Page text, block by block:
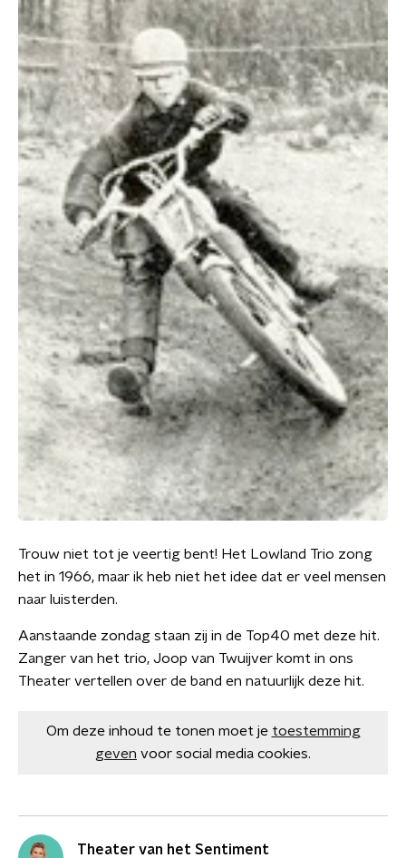
Trouw niet tot je veertig bent! Het Lowland Trio zong
het in 1966, maar ik heb niet het idee dat er veel mensen
naar luisterden.
Aanstaande zondag staan zij in de Top40 met deze hit.
Zanger van het trio, Joop van Twuijver komt in ons
Theater vertellen over de band en natuurlijk deze hit.
Om deze inhoud te tonen moet je toestemming
geven voor social media cookies.
Theater van het Sentiment